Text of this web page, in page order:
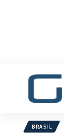
BRASIL